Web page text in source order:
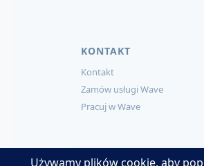
KONTAKT
Kontakt
Zamów usługi Wave
Pracuj w Wave